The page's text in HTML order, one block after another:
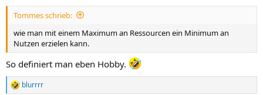
Tommes schrieb:
wie man mit einem Maximum an Ressourcen ein Minimum an
Nutzen erzielen kann.
So definiert man eben Hobby.
R
blurrrr